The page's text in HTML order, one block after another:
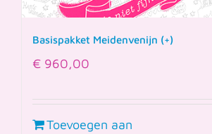
Basispakket Meidenvenijn (+)
€ 960,00
Toevoegen aan